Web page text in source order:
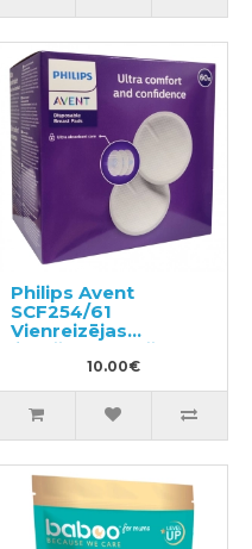
Philips Avent
SCF254/61
Vienreizējas
lietošanas krūštura
10.00€